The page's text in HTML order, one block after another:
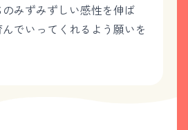
みずみずしい感性を伸ば
でいってくれるよう願いを